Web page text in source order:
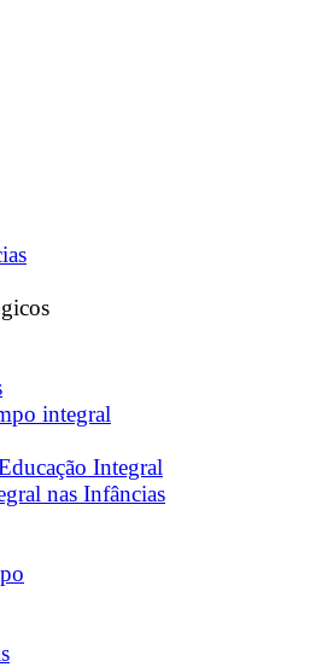
integral
Integral
nas Infâncias